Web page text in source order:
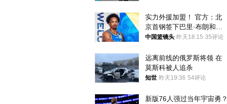
实力外援加盟！ 官方：北
京首钢签下巴里·布朗和桑
普森
中国篮镜头 昨天18:15 35评论
远离前线的俄罗斯将领 在
莫斯科被人追杀
知世 昨天19:36 54评论
新版76人强过当年宇宙勇？